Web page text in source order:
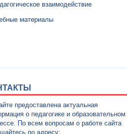
взаимодействие
материалы
предоставлена актуальная
о педагогике и образовательном
По всем вопросам о работе сайта
по адресу: